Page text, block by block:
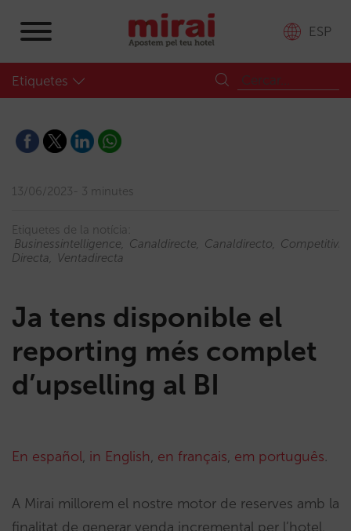
ESP
Etiquetes
13/06/2023 3 minutes
Etiquetes de la notícia:
Businessintelligence
Canaldirecte Canaldirecto
Directa
Ventadirecta
Ja tens disponible el
reporting més complet
d’upselling al BI
En español, in English, en français, em português.
A Mirai millorem el nostre motor de reserves amb la
finalitat de generar venda incremental per l’hotel.